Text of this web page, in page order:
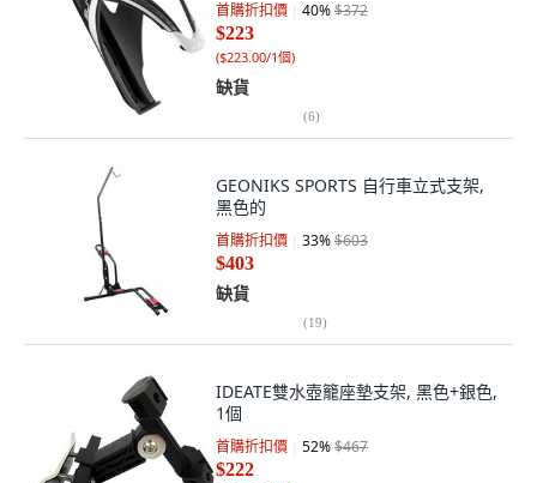
首購折扣價 40%$372
$223
($223.00/1個)
缺貨
(6)
GEONIKS SPORTS 自行車立式支架,
黑色的
首購折扣價 33%$603
$403
缺貨
(19)
IDEATE雙水壺籠座墊支架, 黑色+銀色,
1個
首購折扣價 52%$467
$222